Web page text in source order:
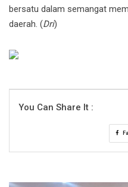
bersatu dalam semangat
daerah. (Dri)
You Can Share It :